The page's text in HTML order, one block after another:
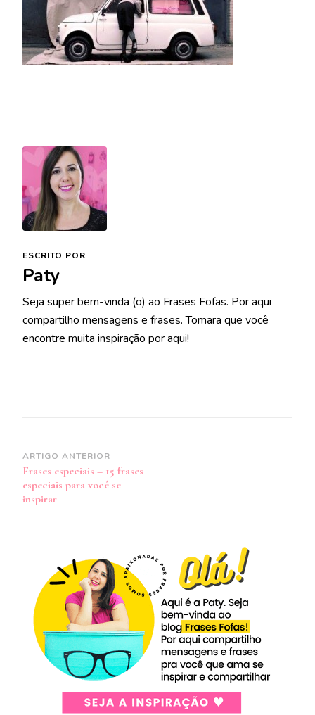
ESCRITO POR
Paty
Seja super bem-vinda (o) ao Frases Fofas. Por aqui
compartilho mensagens e frases. Tomara que você
encontre muita inspiração por aqui!
Navegação
de
post
ARTIGO ANTERIOR
Frases especiais – 15 frases
especiais para você se
inspirar